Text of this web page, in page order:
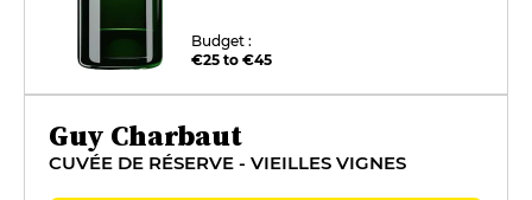
Budget :
€25 to €45
Guy Charbaut
CUVÉE DE RÉSERVE - VIEILLES VIGNES